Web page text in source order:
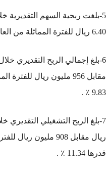
6.40 ريال للفترة المماثلة من العام السابق 2011م .
مقابل 956 مليون ريال
9.83 ٪ .
ريال مقابل 908 مليون
قدرها 11.34 ٪ .